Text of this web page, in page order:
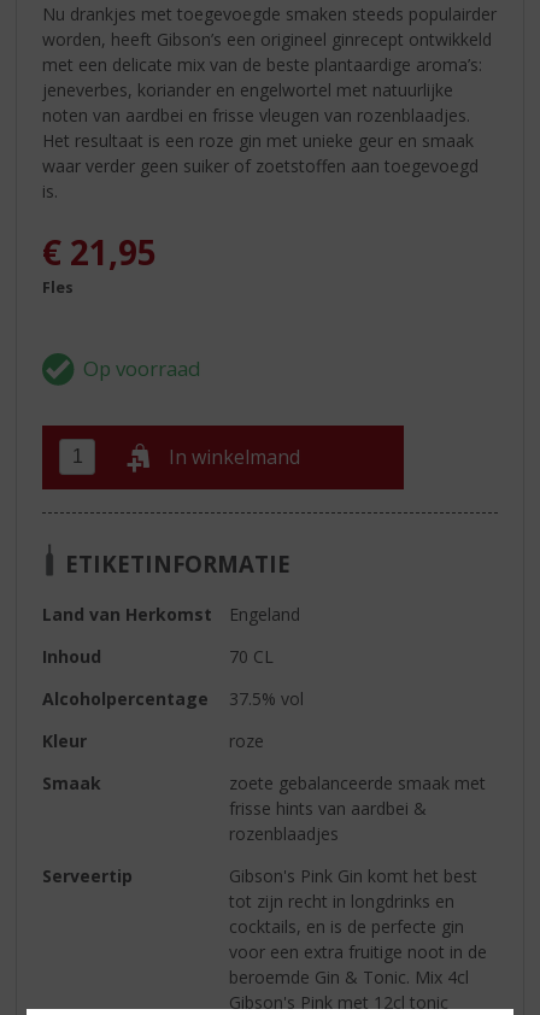
Nu drankjes met toegevoegde smaken steeds populairder
worden, heeft Gibson’s een origineel ginrecept ontwikkeld
met een delicate mix van de beste plantaardige aroma’s:
jeneverbes, koriander en engelwortel met natuurlijke
noten van aardbei en frisse vleugen van rozenblaadjes.
Het resultaat is een roze gin met unieke geur en smaak
waar verder geen suiker of zoetstoffen aan toegevoegd
is.
€ 21,95
Fles
In winkelmand
ETIKETINFORMATIE
Land van Herkomst
Engeland
Inhoud
70 CL
Alcoholpercentage
37.5% vol
Kleur
roze
Smaak
zoete gebalanceerde smaak met
frisse hints van aardbei &
rozenblaadjes
Serveertip
Gibson's Pink Gin komt het best
tot zijn recht in longdrinks en
cocktails, en is de perfecte gin
voor een extra fruitige noot in de
beroemde Gin & Tonic. Mix 4cl
Gibson's Pink met 12cl tonic